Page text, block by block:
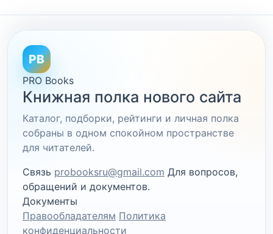
PB
PRO Books
Книжная полка нового сайта
Каталог, подборки, рейтинги и личная полка
собраны в одном спокойном пространстве
для читателей.
Связь probooksru@gmail.com Для вопросов,
обращений и документов.
Документы
Правообладателям Политика
конфиденциальности